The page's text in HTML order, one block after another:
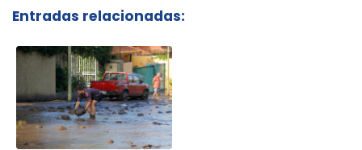
Entradas relacionadas: